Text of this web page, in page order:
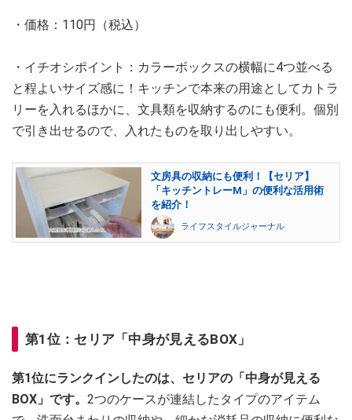
・価格：110円（税込）
・イチオシポイント：カラーボックスの横幅に4つ並べる
と程よいサイズ感に！キッチンで本来の用途としてカトラ
リーを入れるほかに、文具類を収納するのにも便利。個別
で引き出せるので、入れたものを取り出しやすい。
文房具の収納にも便利！【セリア】
「キッチントレーM」の便利な活用術
を紹介！
ライフスタイルジャーナル
第1位：セリア「中身が見えるBOX」
第1位にランクインしたのは、セリアの「中身が見える
BOX」です。 2つのケースが連結したタイプのアイテム